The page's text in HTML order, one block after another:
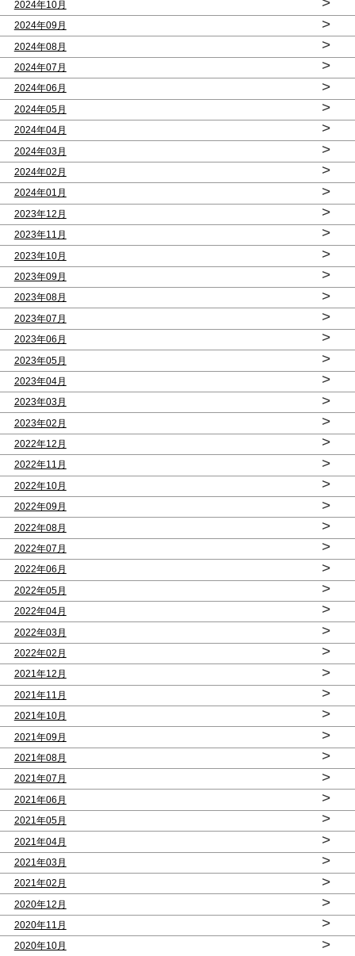
2024年10月
2024年09月 >
2024年08月 >
2024年07月 >
2024年06月 >
2024年05月 >
2024年04月 >
2024年03月 >
2024年02月 >
2024年01月 >
2023年12月 >
2023年11月 >
2023年10月 >
2023年09月 >
2023年08月 >
2023年07月 >
2023年06月 >
2023年05月 >
2023年04月 >
2023年03月 >
2023年02月 >
2022年12月 >
2022年11月 >
2022年10月 >
2022年09月 >
2022年08月 >
2022年07月 >
2022年06月 >
2022年05月 >
2022年04月 >
2022年03月 >
2022年02月 >
2021年12月 >
2021年11月 >
2021年10月 >
2021年09月 >
2021年08月 >
2021年07月 >
2021年06月 >
2021年05月 >
2021年04月 >
2021年03月 >
2021年02月 >
2020年12月 >
2020年11月 >
2020年10月 >